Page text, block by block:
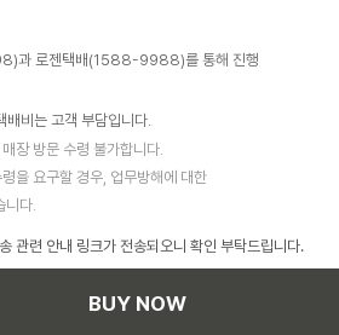
BUY NOW
과 로젠택배(1588-9988)를 통해 진행
비는 고객 부담입니다.
장 방문 수령 불가합니다.
을 요구할 경우, 업무방해에 대한
니다.
관련 안내 링크가 전송되오니 확인 부탁드립니다.
수 있으며, 이에 대한 책임은 고객에게 있습니